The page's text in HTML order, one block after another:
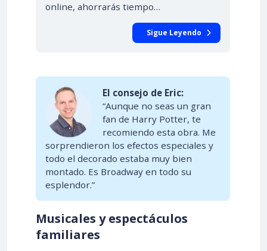
online, ahorrarás tiempo…
Sigue Leyendo
El consejo de Eric:
“Aunque no seas un gran
fan de Harry Potter, te
recomiendo esta obra. Me
sorprendieron los efectos especiales y
todo el decorado estaba muy bien
montado. Es Broadway en todo su
esplendor.”
Musicales y espectáculos
familiares